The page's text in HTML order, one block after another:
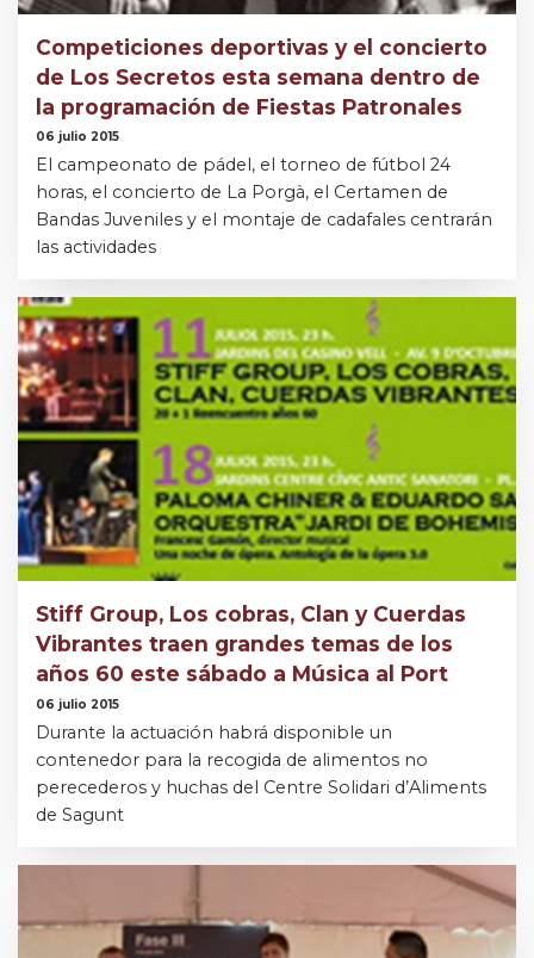
Competiciones deportivas y el concierto
de Los Secretos esta semana dentro de
la programación de Fiestas Patronales
06 julio 2015
El campeonato de pádel, el torneo de fútbol 24
horas, el concierto de La Porgà, el Certamen de
Bandas Juveniles y el montaje de cadafales centrarán
las actividades
Stiff Group, Los cobras, Clan y Cuerdas
Vibrantes traen grandes temas de los
años 60 este sábado a Música al Port
06 julio 2015
Durante la actuación habrá disponible un
contenedor para la recogida de alimentos no
perecederos y huchas del Centre Solidari d’Aliments
de Sagunt